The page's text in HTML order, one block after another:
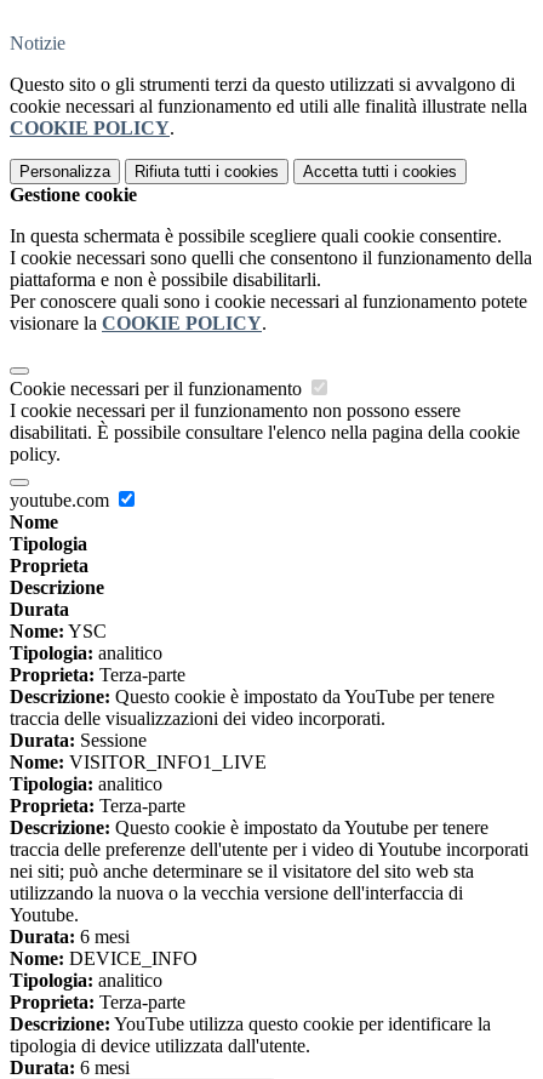
Notizie
Questo sito o gli strumenti terzi da questo utilizzati si avvalgono di
cookie necessari al funzionamento ed utili alle finalità illustrate nella
COOKIE POLICY.
Personalizza Rifiuta tutti i cookies Accetta tutti i cookies
Gestione cookie
In questa schermata è possibile scegliere quali cookie consentire.
I cookie necessari sono quelli che consentono il funzionamento della
piattaforma e non è possibile disabilitarli.
Per conoscere quali sono i cookie necessari al funzionamento potete
visionare la COOKIE POLICY.
Cookie necessari per il funzionamento
I cookie necessari per il funzionamento non possono essere
disabilitati. È possibile consultare l'elenco nella pagina della cookie
policy.
youtube.com
Nome
Tipologia
Proprieta
Descrizione
Durata
Nome: YSC
Tipologia: analitico
Proprieta: Terza-parte
Descrizione: Questo cookie è impostato da YouTube per tenere
traccia delle visualizzazioni dei video incorporati.
Durata: Sessione
Nome: VISITOR_INFO1_LIVE
Tipologia: analitico
Proprieta: Terza-parte
Descrizione: Questo cookie è impostato da Youtube per tenere
traccia delle preferenze dell'utente per i video di Youtube incorporati
nei siti; può anche determinare se il visitatore del sito web sta
utilizzando la nuova o la vecchia versione dell'interfaccia di
Youtube.
Durata: 6 mesi
Nome: DEVICE_INFO
Tipologia: analitico
Proprieta: Terza-parte
Descrizione: YouTube utilizza questo cookie per identificare la
tipologia di device utilizzata dall'utente.
Durata: 6 mesi